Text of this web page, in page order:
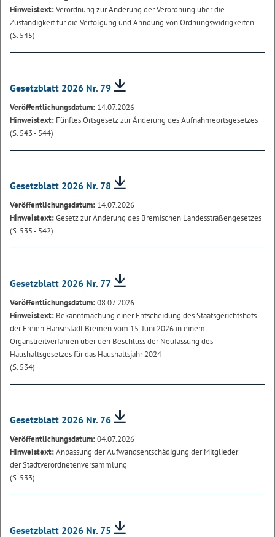
Hinweistext:Verordnung zur Änderung der Verordnung über die
Zuständigkeit für die Verfolgung und Ahndung von Ordnungswidrigkeiten
(S. 545)
Gesetzblatt 2026 Nr. 79
Veröffentlichungsdatum: 14.07.2026
Hinweistext: Fünftes Ortsgesetz zur Änderung des Aufnahmeortsgesetzes
(S. 543 - 544)
Gesetzblatt 2026 Nr. 78
Veröffentlichungsdatum: 14.07.2026
Hinweistext:Gesetz zur Änderung des Bremischen Landesstraßengesetzes
(S. 535 - 542)
Gesetzblatt 2026 Nr. 77
Veröffentlichungsdatum:08.07.2026
Hinweistext: Bekanntmachung einer Entscheidung des Staatsgerichtshofs
der Freien Hansestadt Bremen vom 15. Juni 2026 in einem
Organstreitverfahren über den Beschluss der Neufassung des
Haushaltsgesetzes für das Haushaltsjahr 2024
(S. 534)
Gesetzblatt 2026 Nr. 76
Veröffentlichungsdatum:04.07.2026
Hinweistext:Anpassung der Aufwandsentschädigung der Mitglieder
der Stadtverordnetenversammlung
(S. 533)
Gesetzblatt 2026 Nr. 75